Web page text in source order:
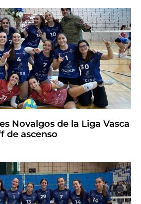
Novalgos de la Liga Vasca
de ascenso